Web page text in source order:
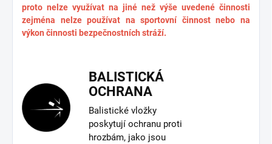
proto nelze využívat na jiné než výše uvedené činnosti
zejména nelze používat na sportovní činnost nebo na
výkon činnosti bezpečnostních stráží.
BALISTICKÁ
OCHRANA
Balistické vložky
poskytují ochranu proti
hrozbám, jako jsou